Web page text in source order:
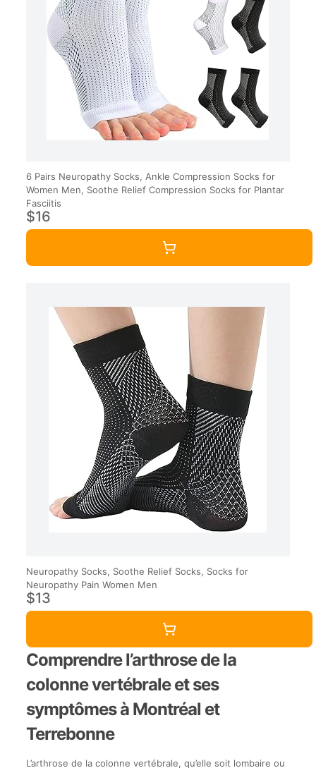
6 Pairs Neuropathy Socks, Ankle Compression Socks for
Women Men, Soothe Relief Compression Socks for Plantar
Fasciitis
$16
Neuropathy Socks, Soothe Relief Socks, Socks for
Neuropathy Pain Women Men
$13
Comprendre l’arthrose de la
colonne vertébrale et ses
symptômes à Montréal et
Terrebonne
L’arthrose de la colonne vertébrale, qu’elle soit lombaire ou